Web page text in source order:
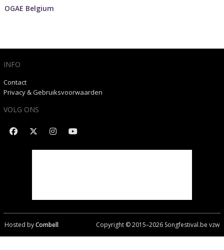
OGAE Belgium
INFO
Contact
Privacy & Gebruiksvoorwaarden
VOLG ONS
Hosted byCombell Copyright © 2015–2026Songfestival.be vzw